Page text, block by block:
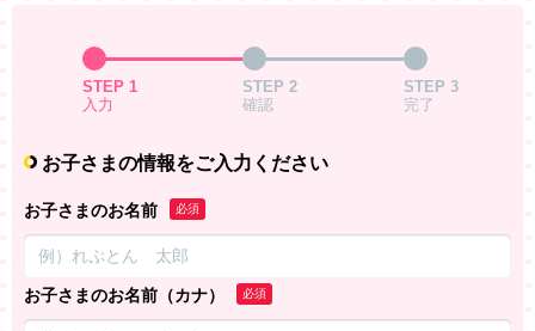
STEP 1
入力
STEP 2
確認
STEP 3
完了
お子さまの情報をご入力ください
お子さまのお名前 必須
お子さまのお名前（カナ） 必須